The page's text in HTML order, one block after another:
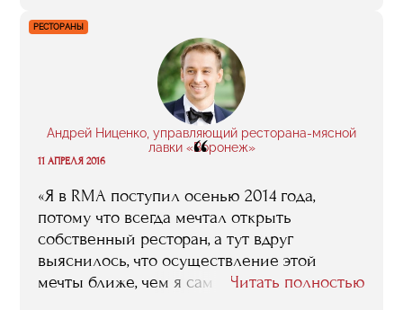
вниманию наиболее интересные
фрагменты рассказанного Михаилом
Коноваловым, Марикой Капанадзе и
РЕСТОРАНЫ
Андрей Ниценко, управляющий ресторана-мясной
лавки «Воронеж»
“
11 АПРЕЛЯ 2016
«Я в RMA поcтупил осенью 2014 года,
потому что всегда мечтал открыть
собственный ресторан, а тут вдруг
выяснилось, что осуществление этой
мечты ближе, чем я сам мог подумать.
Читать полностью